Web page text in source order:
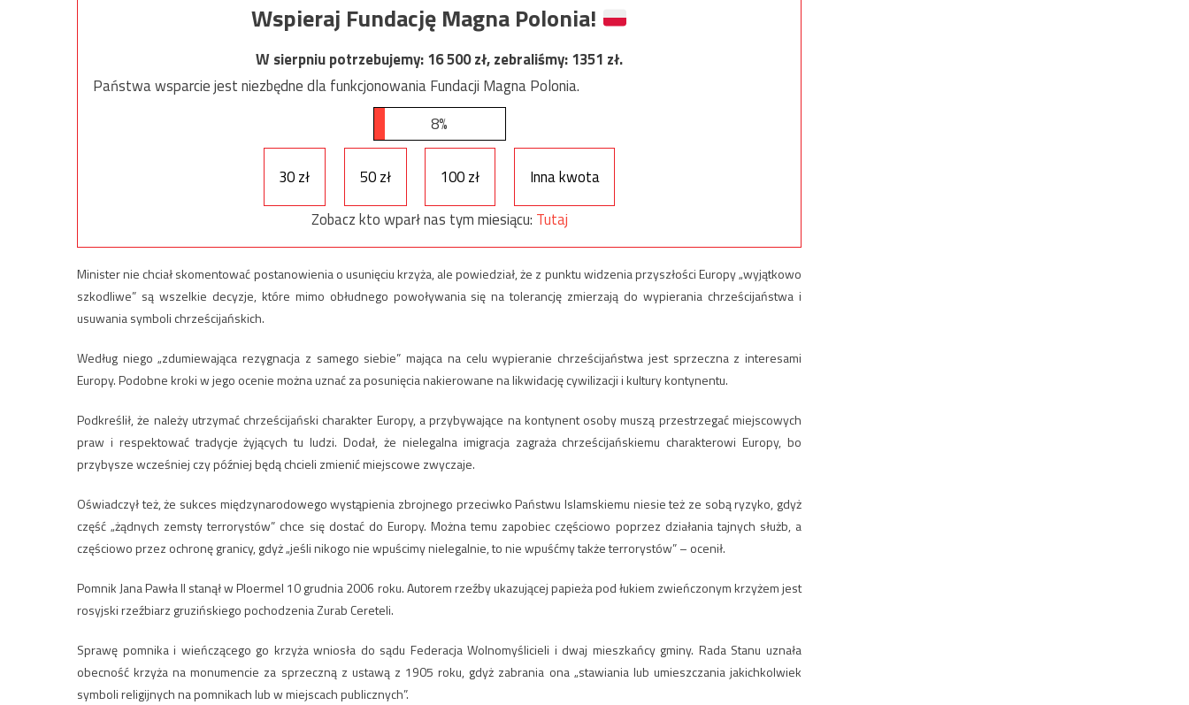
Wspieraj Fundację Magna Polonia!
W sierpniu potrzebujemy:16 500zł, zebraliśmy:1351 zł.
Państwa wsparcie jest niezbędne dla funkcjonowania Fundacji Magna Polonia.
8%
30 zł 50 zł 100 zł
Inna kwota
Zobacz kto wparł nas tym miesiącu: Tutaj
Minister nie chciał skomentować postanowienia o usunięciu krzyża, ale powiedział, że z punktu widzenia przyszłości Europy „wyjątkowo
szkodliwe” są wszelkie decyzje, które mimo obłudnego powoływania się na tolerancję zmierzają do wypierania chrześcijaństwa i
usuwania symboli chrześcijańskich.
Według niego „zdumiewająca rezygnacja z samego siebie” mająca na celu wypieranie chrześcijaństwa jest sprzeczna z interesami
Europy. Podobne kroki w jego ocenie można uznać za posunięcia nakierowane na likwidację cywilizacji i kultury kontynentu.
Podkreślił, że należy utrzymać chrześcijański charakter Europy, a przybywające na kontynent osoby muszą przestrzegać miejscowych
praw i respektować tradycje żyjących tu ludzi. Dodał, że nielegalna imigracja zagraża chrześcijańskiemu charakterowi Europy, bo
przybysze wcześniej czy później będą chcieli zmienić miejscowe zwyczaje.
Oświadczył też, że sukces międzynarodowego wystąpienia zbrojnego przeciwko Państwu Islamskiemu niesie też ze sobą ryzyko, gdyż
część „żądnych zemsty terrorystów” chce się dostać do Europy. Można temu zapobiec częściowo poprzez działania tajnych służb, a
częściowo przez ochronę granicy, gdyż „jeśli nikogo nie wpuścimy nielegalnie, to nie wpuśćmy także terrorystów” – ocenił.
Pomnik Jana Pawła II stanął w Ploermel 10 grudnia 2006 roku. Autorem rzeźby ukazującej papieża pod łukiem zwieńczonym krzyżem jest
rosyjski rzeźbiarz gruzińskiego pochodzenia Zurab Cereteli.
Sprawę pomnika i wieńczącego go krzyża wniosła do sądu Federacja Wolnomyślicieli i dwaj mieszkańcy gminy. Rada Stanu uznała
obecność krzyża na monumencie za sprzeczną z ustawą z 1905 roku, gdyż zabrania ona „stawiania lub umieszczania jakichkolwiek
symboli religijnych na pomnikach lub w miejscach publicznych”.